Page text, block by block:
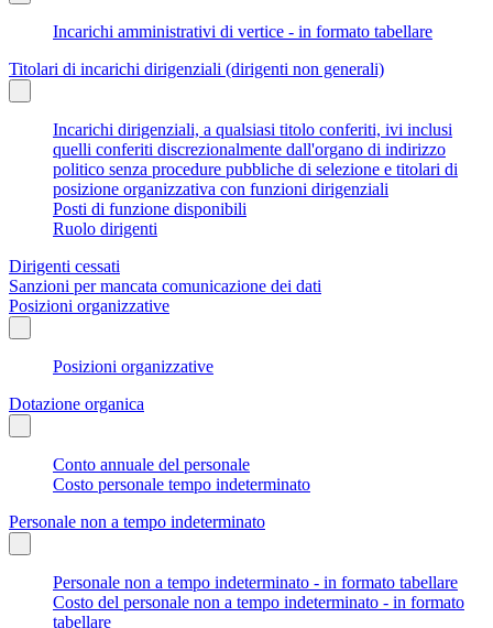
Incarichi amministrativi di vertice - in formato tabellare
Titolari di incarichi dirigenziali (dirigenti non generali)
Incarichi dirigenziali, a qualsiasi titolo conferiti, ivi inclusi
quelli conferiti discrezionalmente dall'organo di indirizzo
politico senza procedure pubbliche di selezione e titolari di
posizione organizzativa con funzioni dirigenziali
Posti di funzione disponibili
Ruolo dirigenti
Dirigenti cessati
Sanzioni per mancata comunicazione dei dati
Posizioni organizzative
Posizioni organizzative
Dotazione organica
Conto annuale del personale
Costo personale tempo indeterminato
Personale non a tempo indeterminato
Personale non a tempo indeterminato - in formato tabellare
Costo del personale non a tempo indeterminato - in formato
tabellare